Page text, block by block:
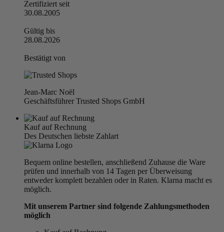
Zertifiziert seit
30.08.2005
Gültig bis
28.08.2026
Bestätigt von
Jean-Marc Noël
Geschäftsführer Trusted Shops GmbH
Kauf auf Rechnung
Des Deutschen liebste Zahlart
Bequem online bestellen, anschließend Zuhause die Ware
prüfen und innerhalb von 14 Tagen per Überweisung
entweder komplett bezahlen oder in Raten. Klarna macht es
möglich.
Mit unserem Partner sind folgende Zahlungsmethoden
möglich